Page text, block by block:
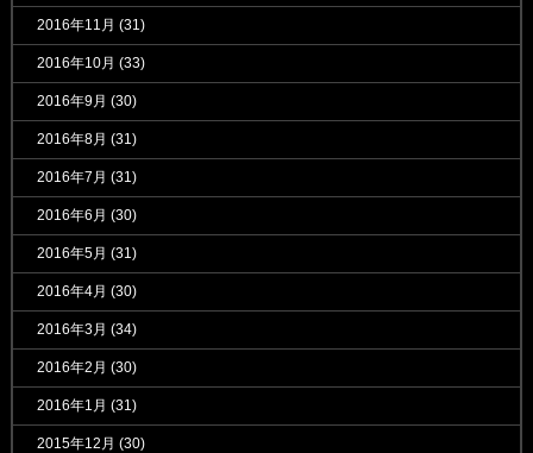
2016年11月 (31)
2016年10月 (33)
2016年9月 (30)
2016年8月 (31)
2016年7月 (31)
2016年6月 (30)
2016年5月 (31)
2016年4月 (30)
2016年3月 (34)
2016年2月 (30)
2016年1月 (31)
2015年12月 (30)